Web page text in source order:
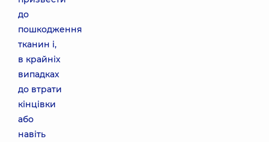
до
пошкодження
тканин і,
в крайніх
випадках
до втрати
кінцівки
або
навіть